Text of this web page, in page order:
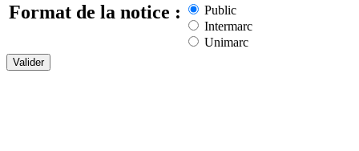
Format de la notice :
Public
Intermarc
Unimarc